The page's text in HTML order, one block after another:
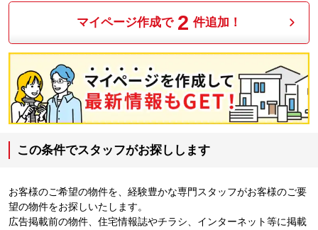
マイページ作成で 2 件追加！
この条件でスタッフがお探しします
お客様のご希望の物件を、経験豊かな専門スタッフがお客様のご要
望の物件をお探しいたします。
広告掲載前の物件、住宅情報誌やチラシ、インターネット等に掲載